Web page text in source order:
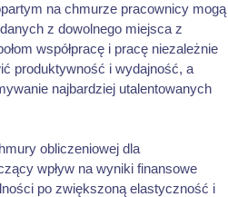
na chmurze pracownicy mogą
z dowolnego miejsca z
współpracę i pracę niezależnie
produktywność i wydajność, a
najbardziej utalentowanych
obliczeniowej dla
wpływ na wyniki finansowe
po zwiększoną elastyczność i